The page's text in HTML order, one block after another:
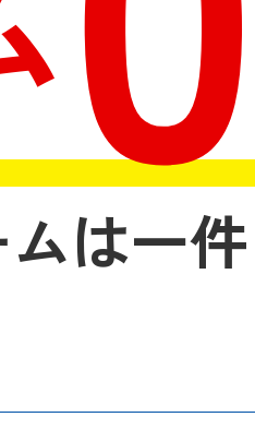
は一件